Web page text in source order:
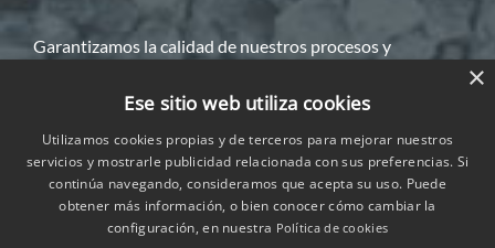
Garantizamos la calidad de nuestros procesos y
Ver Certificaciones
×
Ese sitio web utiliza cookies
Utilizamos cookies propias y de terceros para mejorar nuestros
servicios y mostrarle publicidad relacionada con sus preferencias. Si
continúa navegando, consideramos que acepta su uso. Puede
obtener más información, o bien conocer cómo cambiar la
configuración, en nuestra Política de cookies